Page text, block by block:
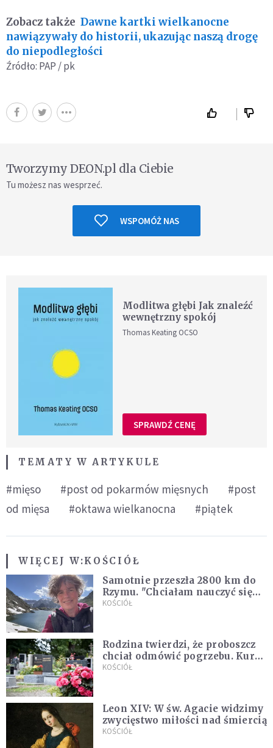
Zobacz także Dawne kartki wielkanocne
nawiązywały do historii, ukazując naszą drogę
do niepodległości
Źródło: PAP / pk
Tworzymy DEON.pl dla Ciebie
Tu możesz nas wesprzeć.
WSPOMÓŻ NAS
Modlitwa głębi Jak znaleźć
wewnętrzny spokój
Thomas Keating OCSO
SPRAWDŹ CENĘ
TEMATY W ARTYKULE
#mięso #post od pokarmów mięsnych
#post
od mięsa
#oktawa wielkanocna #piątek
WIĘCEJ W:KOŚCIÓŁ
Samotnie przeszła 2800 km do
Rzymu. "Chciałam nauczyć się
ufać Bogu"
KOŚCIÓŁ
Rodzina twierdzi, że proboszcz
chciał odmówić pogrzebu. Kuria
zapowiada wyjaśnienia
KOŚCIÓŁ
Leon XIV: W św. Agacie widzimy
zwycięstwo miłości nad śmiercią
KOŚCIÓŁ